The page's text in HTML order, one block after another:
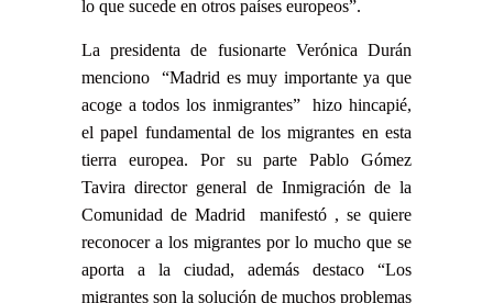
lo que sucede en otros países europeos”.
La presidenta de fusionarte Verónica Durán
menciono “Madrid es muy importante ya que
acoge a todos los inmigrantes” hizo hincapié,
el papel fundamental de los migrantes en esta
tierra europea. Por su parte Pablo Gómez
Taviradirector general de Inmigración de la
Comunidad de Madrid manifestó , se quiere
reconocer a los migrantes por lo mucho que se
aporta a la ciudad, además destaco “Los
migrantes son la solución de muchos problemas